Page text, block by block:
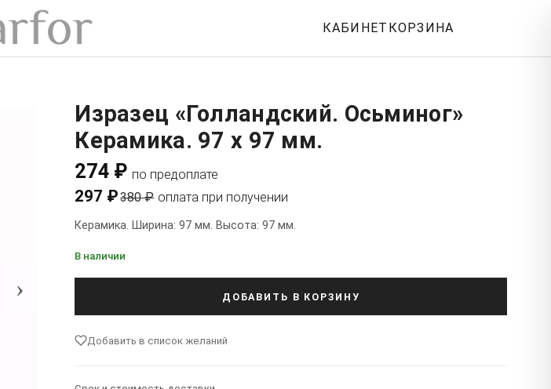
КАБИНЕТ КОРЗИНА
›
Изразец «Голландский. Осьминог»
Керамика. 97 x 97 мм.
274 ₽ по предоплате
297 ₽380 ₽ оплата при получении
Керамика. Ширина: 97 мм. Высота: 97 мм.
В наличии
ДОБАВИТЬ В КОРЗИНУ
Добавить в список желаний